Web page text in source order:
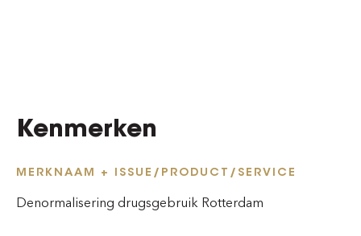
Kenmerken
MERKNAAM + ISSUE/PRODUCT/SERVICE
Denormalisering drugsgebruik Rotterdam